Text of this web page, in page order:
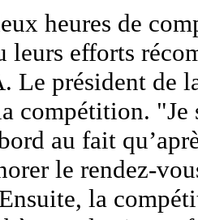
heures de
leurs efforts
Le président de
compétition. "Je
au fait
le rendez-
la